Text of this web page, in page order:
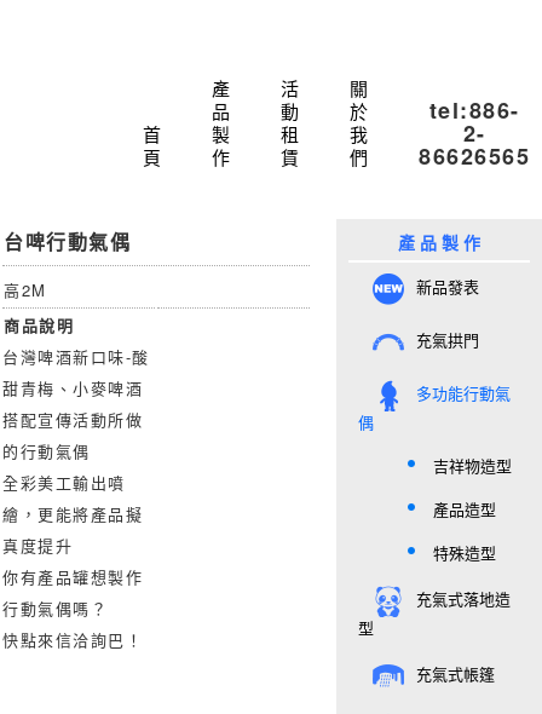
首
頁
產
品
製
作
活
動
租
賃
關
於
我
們
tel:886-
2-
86626565
台啤行動氣偶
高2M
商品說明
台灣啤酒新口味-酸
甜青梅、小麥啤酒
搭配宣傳活動所做
的行動氣偶
全彩美工輸出噴
繪，更能將產品擬
真度提升
你有產品罐想製作
行動氣偶嗎？
快點來信洽詢巴！
產 品 製 作
新品發表
充氣拱門
多功能行動氣
偶
吉祥物造型
產品造型
特殊造型
充氣式落地造
型
充氣式帳篷